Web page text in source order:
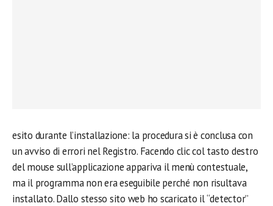
esito durante l’installazione: la procedura si è conclusa con
un avviso di errori nel Registro. Facendo clic col tasto destro
del mouse sull’applicazione appariva il menù contestuale,
ma il programma non era eseguibile perché non risultava
installato. Dallo stesso sito web ho scaricato il “detector”